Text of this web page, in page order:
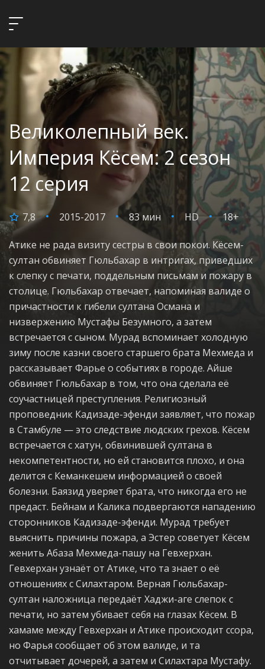
Великолепный век.
Империя Кёсем: 2 сезон
12 серия
7,8 2015-2017 83 мин HD 18+
Атике не рада визиту сестры в свои покои. Кёсем-
султан обвиняет Гюльбахар в интригах, приведших
к слепку с печати, поддельным письмам и пожару в
столице. Гюльбахар отвечает, напоминая валиде о
причастности к гибели султана Османа и
низвержению Мустафы Безумного, а затем
встречается с сыном. Мурад вспоминает холодную
зиму после казни своего старшего брата Мехмеда и
рассказывает Фарье о событиях в городе. Айше
обвиняет Гюльбахар в том, что она сделала её
соучастницей преступления. Религиозный
проповедник Кадизаде-эфенди заявляет, что пожар
в Стамбуле — это следствие людских грехов. Кёсем
встречается с хатун, обвинившей султана в
некомпетентности, но ей становится плохо, и она
делится с Кеманкешем информацией о своей
болезни. Баязид уверяет брата, что никогда его не
предаст. Бейнам и Калика подвергаются нападению
сторонников Кадизаде-эфенди. Мурад требует
выяснить причины пожара, а Эстер советует Кёсем
женить Абаза Мехмеда-пашу на Гевхерхан.
Гевхерхан узнаёт от Атике, что та знает о её
отношениях с Силахтаром. Верная Гюльбахар-
султан наложница передаёт Хаджи-аге слепок с
печати, но затем убивает себя на глазах Кёсем. В
хамаме между Гевхерхан и Атике происходит ссора,
но Фарья сообщает об этом валиде, и та
отчитывает дочерей, а затем и Силахтара Мустафу.